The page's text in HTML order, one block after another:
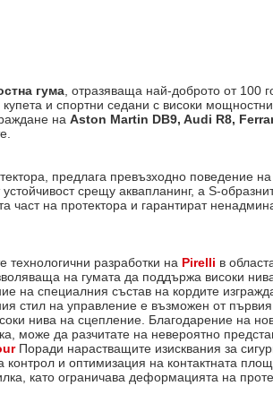
гума , отразяваща най-доброто от 100
и спортни седани с високи мощностни
на Aston Martin DB9, Audi R8,
предлага превъзхoдно поведение на
срещу аквапланинг, а S-
на протектора и гарантират
технологични разработки на Pirelli в
на гумата да поддържа високи
на специалния състав на кордите
стил на управление е възможен от
нива на сцепление. Благодарение на
може да разчитате на невероятно
Поради нарастващите изисквания за
контрол и оптимизация на контактната
като ограничава деформацията на